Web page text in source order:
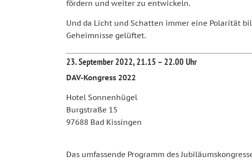
fördern und weiter zu entwickeln.
Und da Licht und Schatten immer eine Polarität
Geheimnisse gelüftet.
23. September 2022, 21.15 – 22.00 Uhr
DAV-Kongress 2022
Hotel Sonnenhügel
Burgstraße 15
97688 Bad Kissingen
Das umfassende Programm des